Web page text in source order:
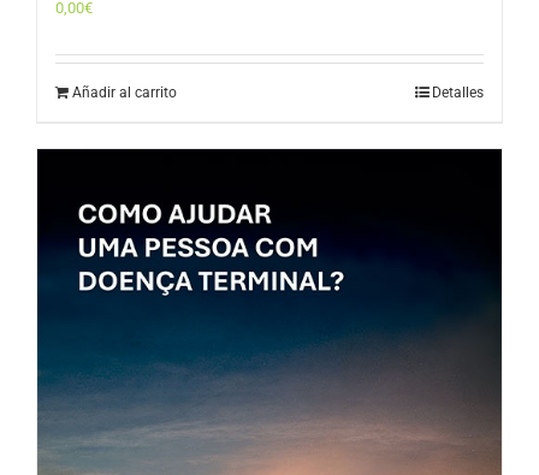
0,00€
Añadir al carrito Detalles